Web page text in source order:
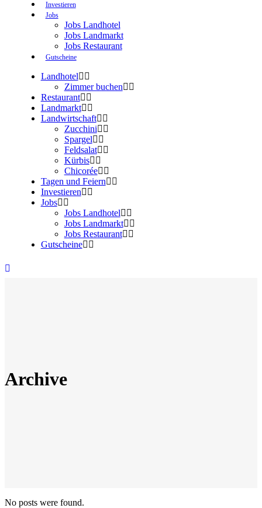
Investieren
Jobs
Jobs Landhotel
Jobs Landmarkt
Jobs Restaurant
Gutscheine
Landhotel
Zimmer buchen
Restaurant
Landmarkt
Landwirtschaft
Zucchini
Spargel
Feldsalat
Kürbis
Chicorée
Tagen und Feiern
Investieren
Jobs
Jobs Landhotel
Jobs Landmarkt
Jobs Restaurant
Gutscheine
Archive
No posts were found.